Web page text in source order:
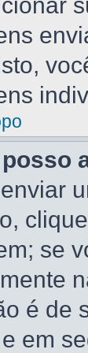
se
é de
em